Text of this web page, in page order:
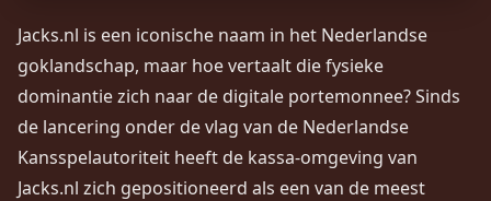
Jacks.nl is een iconische naam in het Nederlandse
goklandschap, maar hoe vertaalt die fysieke
dominantie zich naar de digitale portemonnee? Sinds
de lancering onder de vlag van de Nederlandse
Kansspelautoriteit heeft de kassa-omgeving van
Jacks.nl zich gepositioneerd als een van de meest